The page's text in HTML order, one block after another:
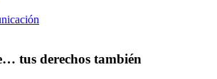
tus derechos también